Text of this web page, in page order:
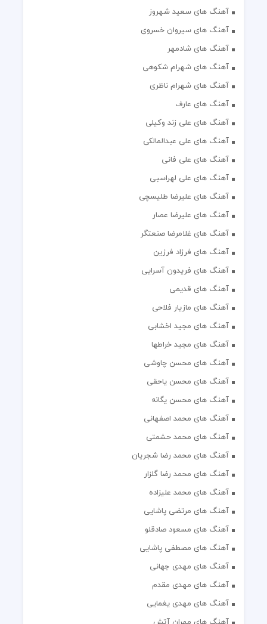
آهنگ های سعید شهروز
آهنگ های سیروان خسروی
آهنگ های شادمهر
آهنگ های شهرام شکوهی
آهنگ های شهرام ناظری
آهنگ های عارف
آهنگ های علی زند وکیلی
آهنگ های علی عبدالمالکی
آهنگ های علی فانی
آهنگ های علی لهراسبی
آهنگ های علیرضا طلیسچی
آهنگ های علیرضا عصار
آهنگ های غلامرضا صنعتگر
آهنگ های فرزاد فرزین
آهنگ های فریدون آسرایی
آهنگ های قدیمی
آهنگ های مازیار فلاحی
آهنگ های مجید اخشابی
آهنگ های مجید خراطها
آهنگ های محسن چاوشی
آهنگ های محسن یاحقی
آهنگ های محسن یگانه
آهنگ های محمد اصفهانی
آهنگ های محمد حشمتی
آهنگ های محمد رضا شجریان
آهنگ های محمد رضا گلزار
آهنگ های محمد علیزاده
آهنگ های مرتضی پاشایی
آهنگ های مسعود صادقلو
آهنگ های مصطفی پاشایی
آهنگ های مهدی جهانی
آهنگ های مهدی مقدم
آهنگ های مهدی یغمایی